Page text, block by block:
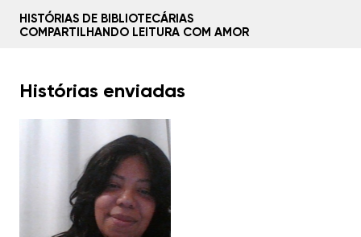
HISTÓRIAS DE BIBLIOTECÁRIAS
COMPARTILHANDO LEITURA COM AMOR
Home
Histórias
Mídias
Histórias enviadas